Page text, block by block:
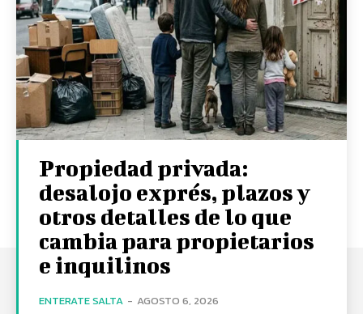
Propiedad privada:
desalojo exprés, plazos y
otros detalles de lo que
cambia para propietarios
e inquilinos
ENTERATE SALTA - AGOSTO 6, 2026